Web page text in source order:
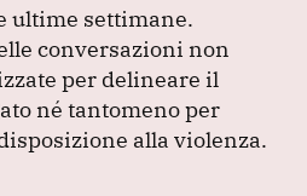
ultime settimane.
conversazioni non
per delineare il
né tantomeno per
alla violenza.